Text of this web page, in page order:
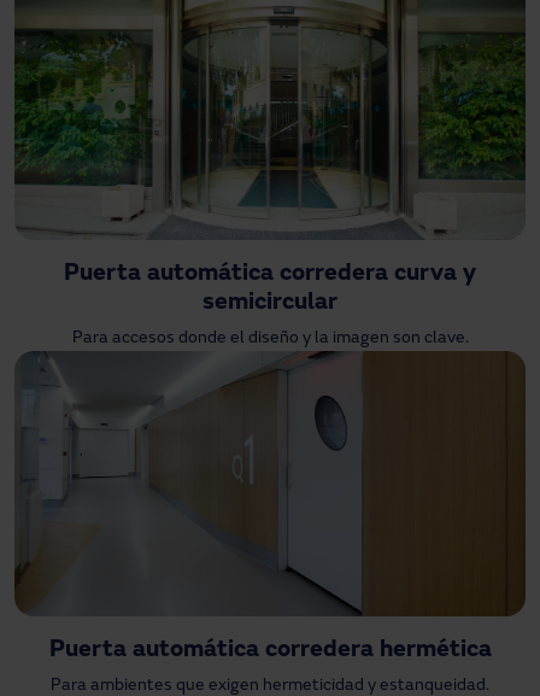
Puerta automática corredera curva y
semicircular
Para accesos donde el diseño y la imagen son clave.
Puerta automática corredera hermética
Para ambientes que exigen hermeticidad y estanqueidad.